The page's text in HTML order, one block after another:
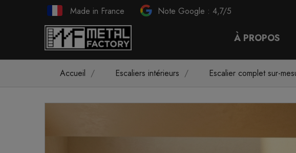
Made in France Note Google : 4,7/5
À PROPOS
Accueil Escaliers intérieurs Escalier complet sur-